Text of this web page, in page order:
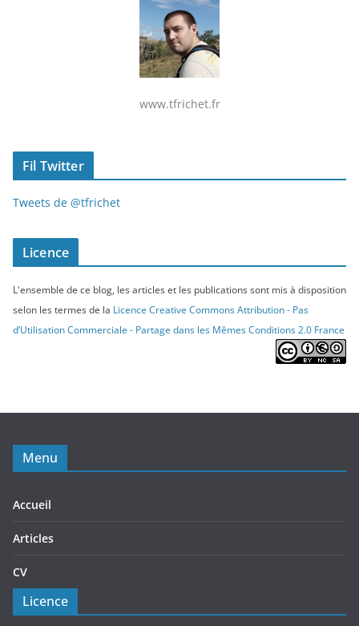
www.tfrichet.fr
Fil Twitter
Tweets de @tfrichet
Licence
L'ensemble de ce blog, les articles et les publications sont mis à disposition
selon les termes de la Licence Creative Commons Attribution - Pas
d’Utilisation Commerciale - Partage dans les Mêmes Conditions 2.0 France
Menu
Accueil
Articles
CV
Licence